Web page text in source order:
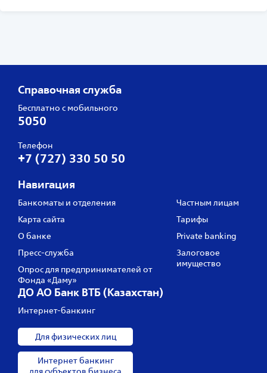
Справочная служба
Бесплатно с мобильного
5050
Телефон
+7 (727) 330 50 50
Навигация
Банкоматы и отделения
Карта сайта
О банке
Пресс‑служба
Опрос для предпринимателей от
Фонда «Даму»
Частным лицам
Тарифы
Private banking
Залоговое
имущество
ДО АО Банк ВТБ (Казахстан)
Интернет-банкинг
Для физических лиц
Интернет банкинг